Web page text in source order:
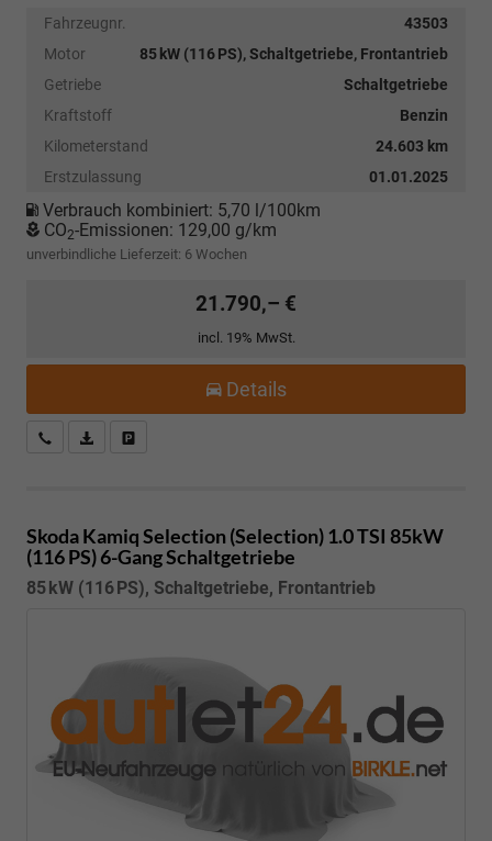
Fahrzeugnr.
43503
Motor
85 kW (116 PS), Schaltgetriebe, Frontantrieb
Getriebe
Schaltgetriebe
Kraftstoff
Benzin
Kilometerstand
24.603 km
Erstzulassung
01.01.2025
Verbrauch kombiniert: 5,70 l/100km
CO2-Emissionen: 129,00 g/km
unverbindliche Lieferzeit: 6 Wochen
21.790,– €
incl. 19% MwSt.
Details
Kostenloser Rückruf-Service
PDF-Datei, Fahrzeugexposé drucken
Skoda KamiqSelection (Selection) 1.0 TSI 85kW
(116 PS) 6-Gang Schaltgetriebe
85 kW (116 PS), Schaltgetriebe, Frontantrieb